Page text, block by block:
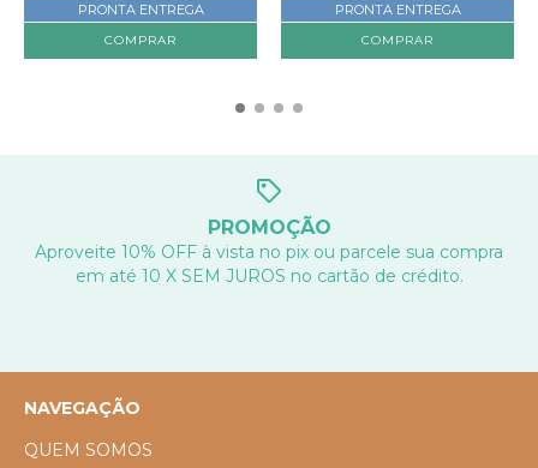
PRONTA ENTREGA
COMPRAR
PRONTA ENTREGA
COMPRAR
PROMOÇÃO
Aproveite 10% OFF à vista no pix ou parcele sua compra
em até 10 X SEM JUROS no cartão de crédito.
NAVEGAÇÃO
QUEM SOMOS